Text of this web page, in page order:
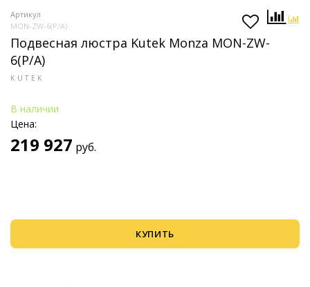
Артикул
MON-ZW-6(P/A)
Подвесная люстра Kutek Monza MON-ZW-
6(P/A)
KUTEK
В наличии
Цена:
219 927 руб.
КУПИТЬ